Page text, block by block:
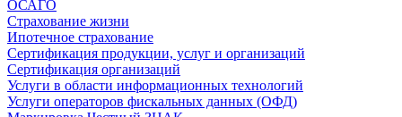
ОСАГО
Страхование жизни
Ипотечное страхование
Сертификация продукции, услуг и организаций
Сертификация организаций
Услуги в области информационных технологий
Услуги операторов фискальных данных (ОФД)